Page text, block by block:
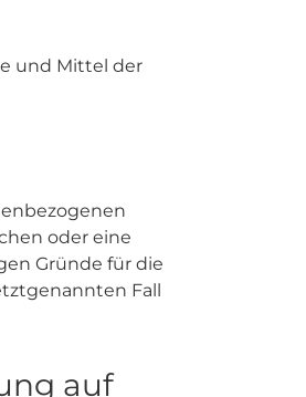
und Mittel der
oder eine
Gründe für die
Fall
auf